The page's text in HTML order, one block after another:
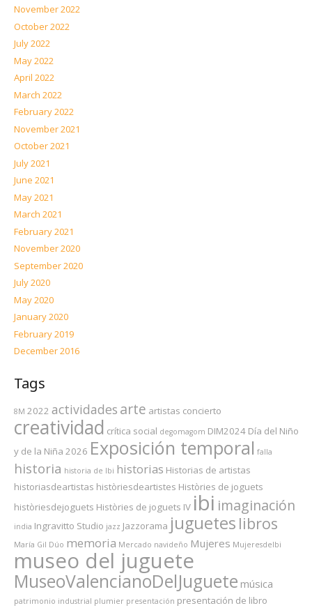
November 2022
October 2022
July 2022
May 2022
April 2022
March 2022
February 2022
November 2021
October 2021
July 2021
June 2021
May 2021
March 2021
February 2021
November 2020
September 2020
July 2020
May 2020
January 2020
February 2019
December 2016
Tags
8M 2022 actividades arte artistas concierto
creatividad crítica social degomagom DIM2024 Día del Niño
y de la Niña 2026 Exposición temporal falla
historia historia de Ibi historias Historias de artistas
historiasdeartistas històriesdeartistes Històries de joguets
històriesdejoguets Històries de joguets IV ibi imaginación
india Ingravitto Studio jazz Jazzorama juguetes libros
María Gil Dúo memoria Mercado navideño Mujeres MujeresdeIbi
museo del juguete
MuseoValencianoDelJuguete música
patrimonio industrial plumier presentación presentación de libro